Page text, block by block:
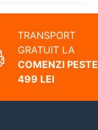
TRANSPORT
GRATUIT LA
COMENZI PESTE
499 LEI